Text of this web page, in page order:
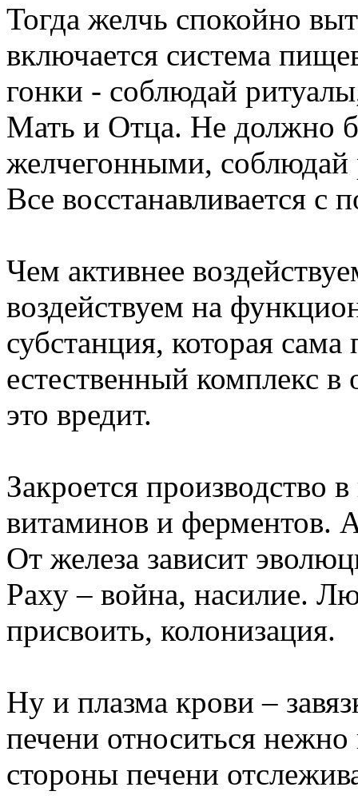
Тогда желчь спокойно
включается система
гонки - соблюдай
Мать и Отца. Не должно
желчегонными, соблюдай
Все восстанавливается
Чем активнее
воздействуем на
субстанция, которая
естественный комплекс в
это вредит.
Закроется производство
витаминов и ферментов.
От железа зависит
Раху ‒ война, насилие.
присвоить, колонизация.
Ну и плазма крови ‒
печени относиться
стороны печени